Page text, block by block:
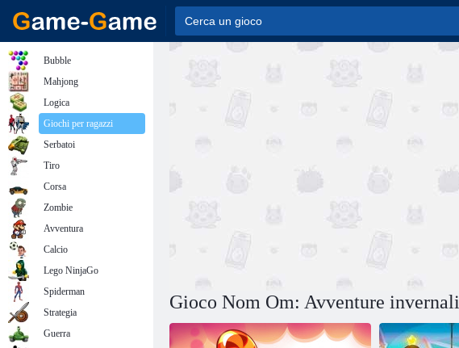
Gioco Nom Om: Avventure invernali
Bubble
Mahjong
Logica
Giochi per ragazzi
Serbatoi
Tiro
Corsa
Zombie
Avventura
Calcio
Lego NinjaGo
Spiderman
Strategia
Guerra